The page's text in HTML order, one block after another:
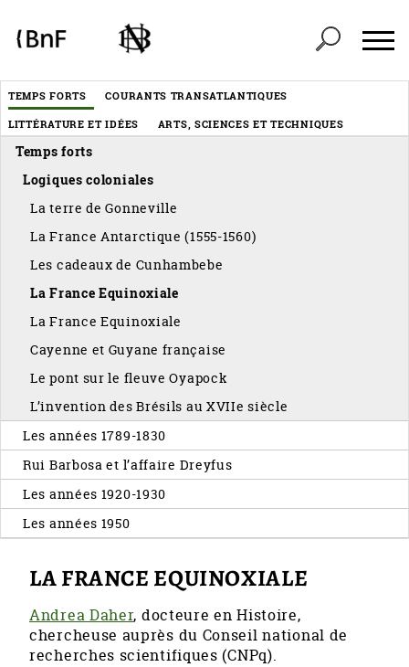
Menu
éditorial
TEMPS FORTS COURANTS TRANSATLANTIQUES
LITTÉRATURE ET IDÉES ARTS, SCIENCES ET TECHNIQUES
Temps forts
Logiques coloniales
La terre de Gonneville
La France Antarctique (1555-1560)
Les cadeaux de Cunhambebe
La France Equinoxiale
La France Equinoxiale
Cayenne et Guyane française
Le pont sur le fleuve Oyapock
L’invention des Brésils au XVIIe siècle
Les années 1789-1830
Rui Barbosa et l’affaire Dreyfus
Les années 1920-1930
Les années 1950
LA FRANCE EQUINOXIALE
Andrea Daher, docteure en Histoire,
chercheuse auprès du Conseil national de
recherches scientifiques (CNPq).